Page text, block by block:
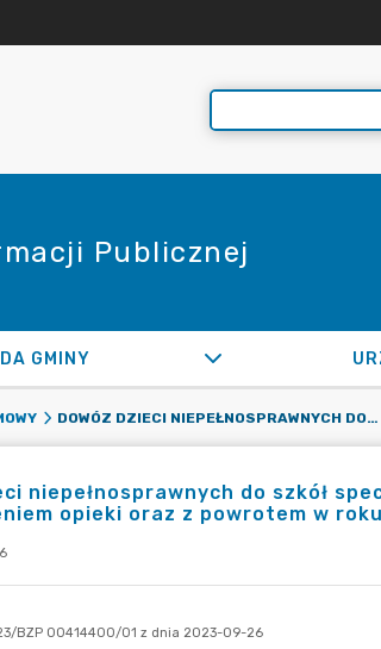
Publicznej
GMINY
DOWÓZ DZIECI NIEPEŁNOSPRAWNYCH DO SZKÓŁ SPECJALNYCH I OŚRODKÓW SZKOLNO – WYCHOWAWCZYCH WRAZ Z ZAPEWNIENIEM OPIEKI ORAZ Z POWROTEM W ROKU SZKOLNYM 2023/2024 Z PODZIAŁEM NA ZADANIA
niepełnosprawnych do szkół
opieki oraz z powrotem w